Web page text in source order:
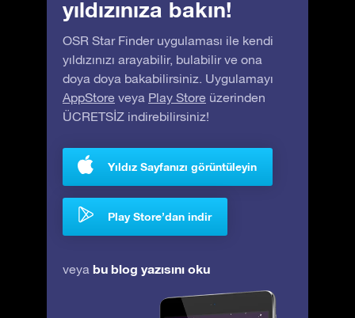
yıldızınıza bakın!
OSR Star Finder uygulaması ile kendi
yıldızınızı arayabilir, bulabilir ve ona
doya doya bakabilirsiniz. Uygulamayı
AppStore veya Play Store üzerinden
ÜCRETSİZ indirebilirsiniz!
Yıldız Sayfanızı görüntüleyin
Play Store’dan indir
veya bu blog yazısını oku